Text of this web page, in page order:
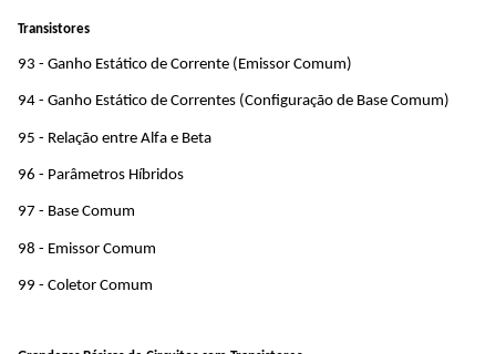
Transistores
93 - Ganho Estático de Corrente (Emissor Comum)
94 - Ganho Estático de Correntes (Configuração de Base Comum)
95 - Relação entre Alfa e Beta
96 - Parâmetros Híbridos
97 - Base Comum
98 - Emissor Comum
99 - Coletor Comum